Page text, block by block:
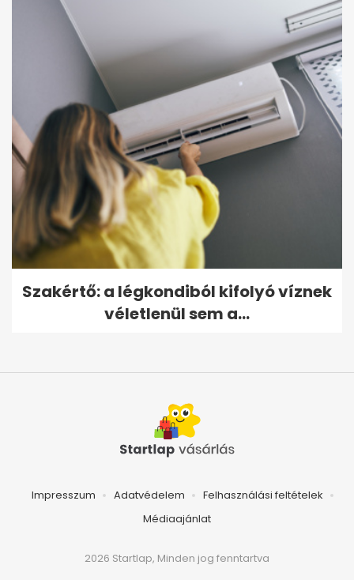
Szakértő: a légkondiból kifolyó víznek
véletlenül sem a...
Impresszum Adatvédelem
Felhasználási feltételek
Médiaajánlat
2026 Startlap, Minden jog fenntartva